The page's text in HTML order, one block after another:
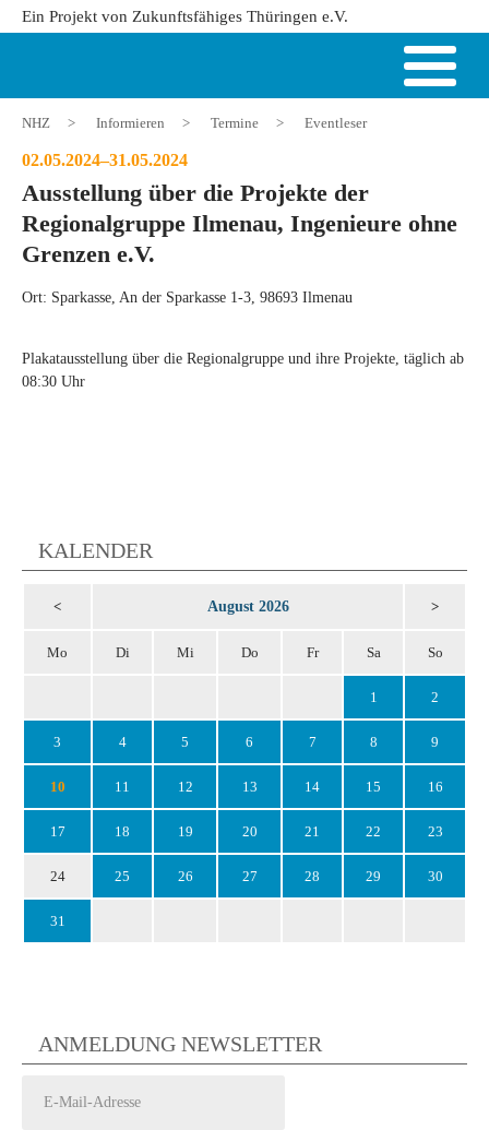
Ein Projekt von Zukunftsfähiges Thüringen e.V.
NHZ > Informieren > Termine > Eventleser
02.05.2024–31.05.2024
Ausstellung über die Projekte der
Regionalgruppe Ilmenau, Ingenieure ohne
Grenzen e.V.
Ort: Sparkasse, An der Sparkasse 1-3, 98693 Ilmenau
Plakatausstellung über die Regionalgruppe und ihre Projekte, täglich ab
08:30 Uhr
KALENDER
< August 2026 >
Mo Di Mi Do Fr Sa So
1 2
3 4 5 6 7 8 9
10 11 12 13 14 15 16
17 18 19 20 21 22 23
24 25 26 27 28 29 30
31
ANMELDUNG NEWSLETTER